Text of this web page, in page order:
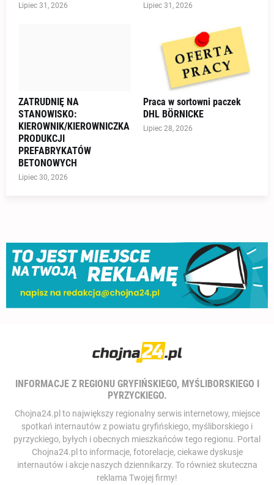
Lipiec 31, 2026 Lipiec 31, 2026
ZATRUDNIĘ NA
STANOWISKO:
KIEROWNIK/KIEROWNICZKA
PRODUKCJI
PREFABRYKATÓW
BETONOWYCH
Lipiec 30, 2026
Praca w sortowni paczek
DHL BÖRNICKE
Lipiec 28, 2026
INFORMACJE Z REGIONU GRYFIŃSKIEGO, MYŚLIBORSKIEGO I
PYRZYCKIEGO.
Chojna24.pl to największy regionalny serwis internetowy, miejsce
spotkań internautów z powiatu gryfińskiego, myśliborskiego i
pyrzyckiego, byłych i obecnych mieszkańców tego regionu. Portal
Chojna24.pl to informacje, fotorelacje, ciekawe dyskusje
internautów i akcje naszych dziennikarzy. To również skuteczna
reklama Twojej firmy!